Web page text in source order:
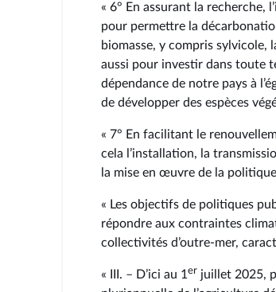
« 6° En assurant la recherche,
pour permettre la
biomasse, y compris sylvicole,
aussi pour investir dans toute
dépendance de notre pays à
de développer des espèces
« 7° En facilitant le
cela l’installation, la
la mise en œuvre de la
« Les objectifs de politiques
répondre aux contraintes
collectivités d’outre-mer,
« III. – D’ici au 1 er juillet 2025,